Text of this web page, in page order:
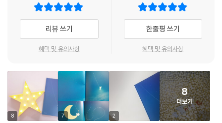
야’라는 말은 결코 달가울 리 없지요. 이 그림책은 어두운 밤에 혼자 누워서
잠을 청해야 하는 아이들에게 찾아가 이렇게 말하는 것만 같아요. ‘조금 더
노는 건 어때?’ 별을 타고 올라간 밤하늘 위에서는 별 낚시를 하던 토끼가
우리를 반겨요. 모두가 잠든 밤, 잠들지 않은 누군가를 본다는 건 몹시도 반
줄을 내려 친구들을 찾기 시작해요. 어디선가 잠이 안 와서 홀로 깨어 있을
또 다른 친구들 말이에요. 바닷속 꽃게, 숲속의 여우 그리고 북극의 큰곰과
작은곰까지. 모두 모인 자리, 혼자 자니까 잠이 안 오고 혼자라서 무서웠던
마음과 더 놀고 싶은데 모두가 잠들어 아쉬웠던 마음들이 오고가요. 그 말
들은 잠이 오지 않는 아이들의 마음을 어루만져요. 어쩌면 주인공들의 말
리뷰 쓰기
혜택 및 유의사항
한줄평 쓰기
혜택 및 유의사항
8 7 2
8
더보기